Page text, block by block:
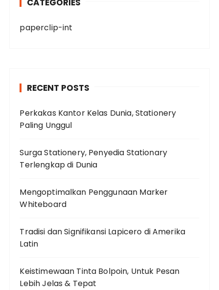
CATEGORIES
paperclip-int
RECENT POSTS
Perkakas Kantor Kelas Dunia, Stationery
Paling Unggul
Surga Stationery, Penyedia Stationary
Terlengkap di Dunia
Mengoptimalkan Penggunaan Marker
Whiteboard
Tradisi dan Signifikansi Lapicero di Amerika
Latin
Keistimewaan Tinta Bolpoin, Untuk Pesan
Lebih Jelas & Tepat